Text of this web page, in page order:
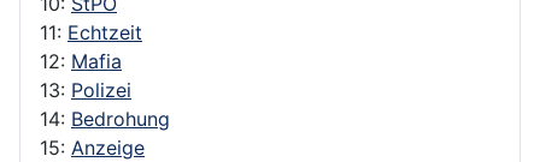
11: Echtzeit
12: Mafia
13: Polizei
14: Bedrohung
15: Anzeige